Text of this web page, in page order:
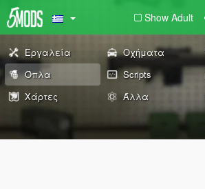
Show Adult
Εργαλεία Οχήματα
Όπλα
Scripts
Χάρτες
Άλλα